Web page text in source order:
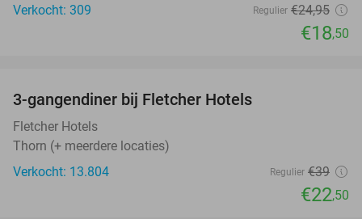
Verkocht: 309
Regulier €24,95
€18,50
3-gangendiner bij Fletcher Hotels
Fletcher Hotels
Thorn (+ meerdere locaties)
Verkocht: 13.804
Regulier €39
€22,50